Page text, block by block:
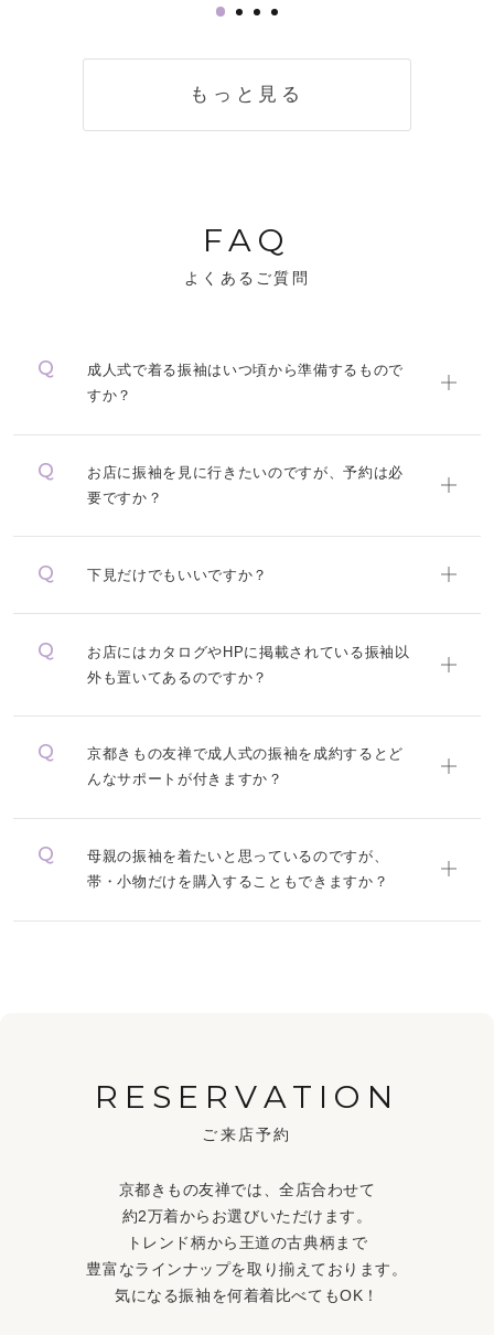
もっと見る
FAQ
よくあるご質問
成人式で着る振袖はいつ頃から準備するもので
すか？
お店に振袖を見に行きたいのですが、予約は必
要ですか？
下見だけでもいいですか？
お店にはカタログやHPに掲載されている振袖以
外も置いてあるのですか？
京都きもの友禅で成人式の振袖を成約するとど
んなサポートが付きますか？
母親の振袖を着たいと思っているのですが、
帯・小物だけを購入することもできますか？
RESERVATION
ご来店予約
京都きもの友禅では、全店合わせて
約2万着からお選びいただけます。
トレンド柄から王道の古典柄まで
豊富なラインナップを取り揃えております。
気になる振袖を何着着比べてもOK！